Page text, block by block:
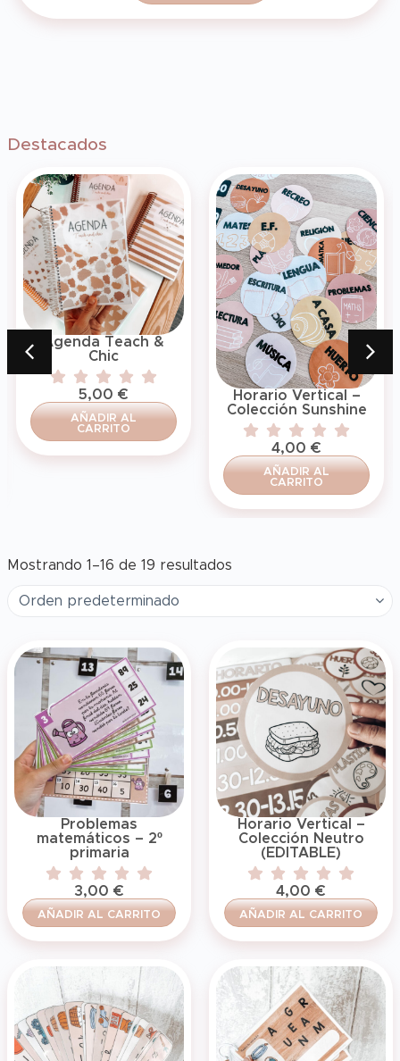
Destacados
Agenda Teach &
Chic
5,00 €
AÑADIR AL
CARRITO
Horario Vertical –
Colección Sunshine
4,00 €
AÑADIR AL
CARRITO
Mostrando 1–16 de 19 resultados
Problemas
matemáticos – 2º
primaria
3,00 €
AÑADIR AL CARRITO
Horario Vertical –
Colección Neutro
(EDITABLE)
4,00 €
AÑADIR AL CARRITO